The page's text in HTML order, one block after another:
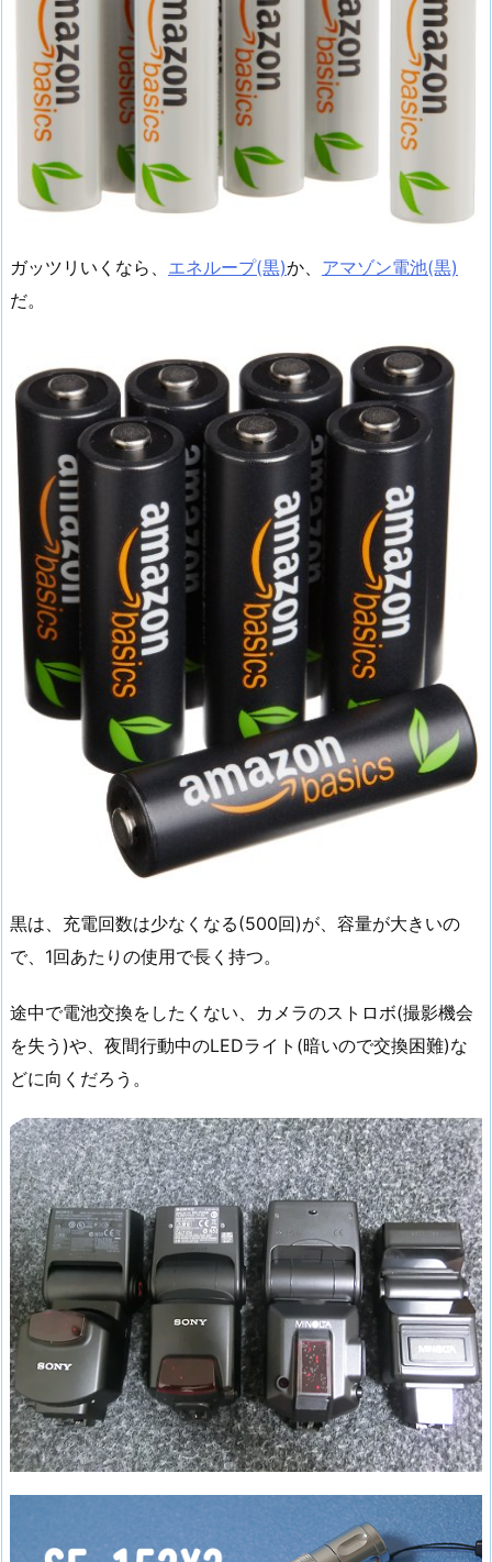
ガッツリいくなら、 エネループ(黒)か、 アマゾン電池(黒)
だ。
黒は、充電回数は少なくなる(500回)が、容量が大きいの
で、1回あたりの使用で長く持つ。
途中で電池交換をしたくない、カメラのストロボ(撮影機会
を失う)や、夜間行動中のLEDライト(暗いので交換困難)な
どに向くだろう。